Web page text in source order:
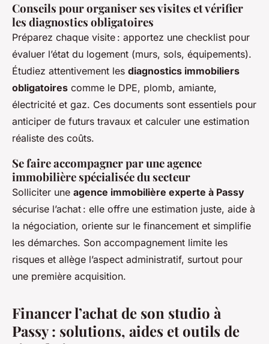
Conseils pour organiser ses visites et vérifier
les diagnostics obligatoires
Préparez chaque visite : apportez une checklist pour
évaluer l’état du logement (murs, sols, équipements).
Étudiez attentivement les diagnostics immobiliers
obligatoires comme le DPE, plomb, amiante,
électricité et gaz. Ces documents sont essentiels pour
anticiper de futurs travaux et calculer une estimation
réaliste des coûts.
Se faire accompagner par une agence
immobilière spécialisée du secteur
Solliciter une agence immobilière experte à Passy
sécurise l’achat : elle offre une estimation juste, aide à
la négociation, oriente sur le financement et simplifie
les démarches. Son accompagnement limite les
risques et allège l’aspect administratif, surtout pour
une première acquisition.
Financer l’achat de son studio à
Passy : solutions, aides et outils de